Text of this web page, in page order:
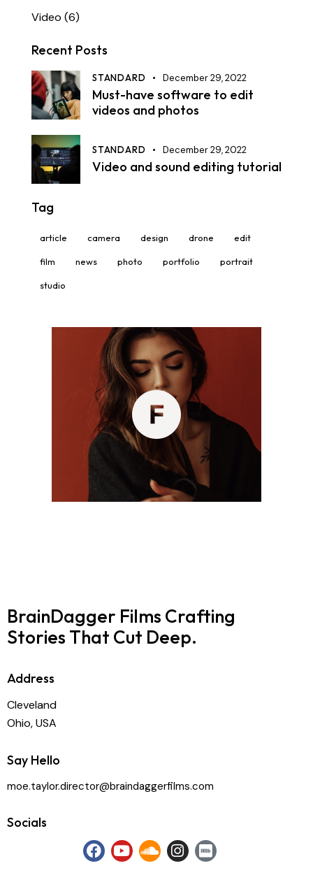
Video (6)
Recent Posts
STANDARD December 29, 2022
Must-have software to edit
videos and photos
STANDARD December 29, 2022
Video and sound editing tutorial
Tag
article camera design drone edit
film news photo portfolio portrait
studio
BrainDagger Films Crafting
Stories That Cut Deep.
Address
Cleveland
Ohio, USA
Say Hello
moe.taylor.director@braindaggerfilms.com
Socials